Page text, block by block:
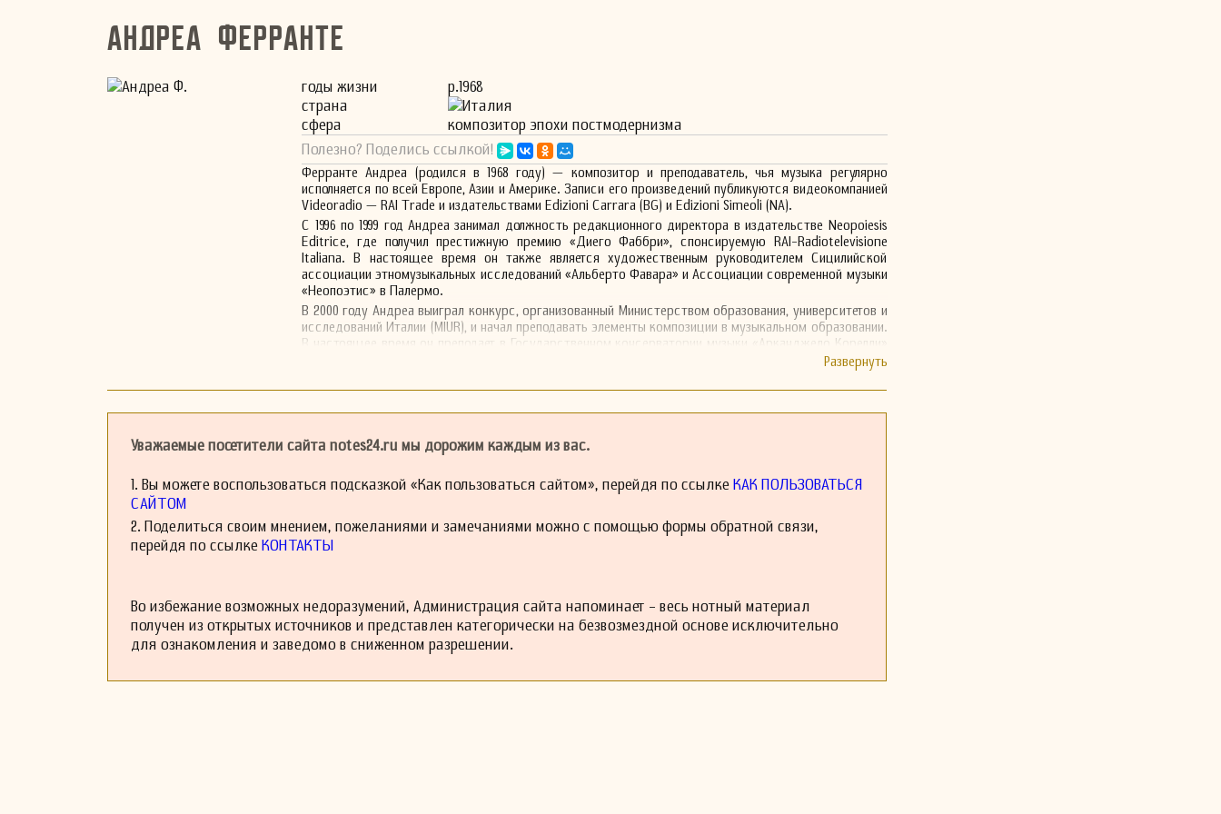
Андреа Ферранте
годы жизни
р.1968
страна
Италия
сфера
композитор эпохи постмодернизма
Полезно? Поделись ссылкой!
Ферранте Андреа (родился в 1968 году) — композитор и преподаватель, чья музыка регулярно
исполняется по всей Европе, Азии и Америке. Записи его произведений публикуются видеокомпанией
Videoradio — RAI Trade и издательствами Edizioni Carrara (BG) и Edizioni Simeoli (NA).
С 1996 по 1999 год Андреа занимал должность редакционного директора в издательстве Neopoiesis
Editrice, где получил престижную премию «Диего Фаббри», спонсируемую RAI-Radiotelevisione
Italiana. В настоящее время он также является художественным руководителем Сицилийской
ассоциации этномузыкальных исследований «Альберто Фавара» и Ассоциации современной музыки
«Неопоэтис» в Палермо.
В 2000 году Андреа выиграл конкурс, организованный Министерством образования, университетов и
исследований Италии (MIUR), и начал преподавать элементы композиции в музыкальном образовании.
В настоящее время он преподает в Государственном консерватории музыки «Арканджело Корелли»
в МESSине и является координатором образовательной программы в Консерватории музыки
развитие музыкальной культуры.
Уважаемые посетители сайта notes24.ru мы дорожим каждым из вас.
1. Вы можете воспользоваться подсказкой «Как пользоваться сайтом», перейдя по ссылке КАК ПОЛЬЗОВАТЬСЯ
САЙТОМ
2. Поделиться своим мнением, пожеланиями и замечаниями можно с помощью формы обратной связи,
перейдя по ссылке КОНТАКТЫ
Во избежание возможных недоразумений, Администрация сайта напоминает - весь нотный материал
получен из открытых источников и представлен категорически на безвозмездной основе исключительно
для ознакомления и заведомо в сниженном разрешении.